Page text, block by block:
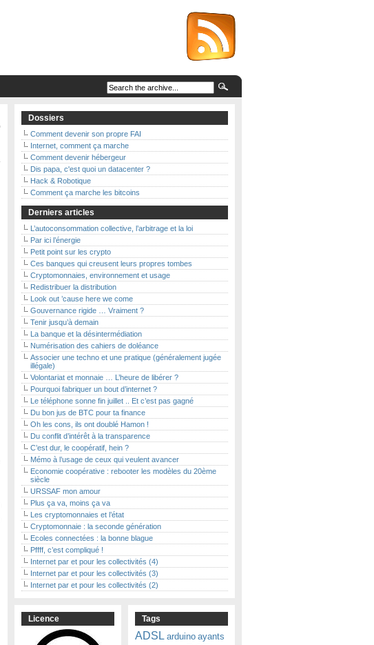
Dossiers
Comment devenir son propre FAI
Internet, comment ça marche
Comment devenir hébergeur
Dis papa, c'est quoi un datacenter ?
Hack & Robotique
Comment ça marche les bitcoins
Derniers articles
L’autoconsommation collective, l’arbitrage et la loi
Par ici l’énergie
Petit point sur les crypto
Ces banques qui creusent leurs propres tombes
Cryptomonnaies, environnement et usage
Redistribuer la distribution
Look out ’cause here we come
Gouvernance rigide … Vraiment ?
Tenir jusqu’à demain
La banque et la désintermédiation
Numérisation des cahiers de doléance
Associer une techno et une pratique (généralement jugée
illégale)
Volontariat et monnaie … L’heure de libérer ?
Pourquoi fabriquer un bout d’internet ?
Le téléphone sonne fin juillet .. Et c’est pas gagné
Du bon jus de BTC pour ta finance
Oh les cons, ils ont doublé Hamon !
Du conflit d’intérêt à la transparence
C’est dur, le coopératif, hein ?
Mémo à l’usage de ceux qui veulent avancer
Economie coopérative : rebooter les modèles du 20ème
siècle
URSSAF mon amour
Plus ça va, moins ça va
Les cryptomonnaies et l’état
Cryptomonnaie : la seconde génération
Ecoles connectées : la bonne blague
Pffff, c’est compliqué !
Internet par et pour les collectivités (4)
Internet par et pour les collectivités (3)
Internet par et pour les collectivités (2)
Licence Tags
ADSL arduino ayants